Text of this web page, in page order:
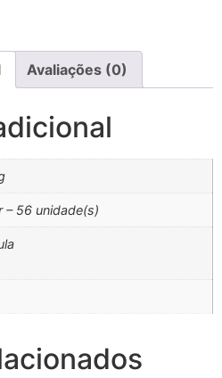
Avaliações (0)
– 56 unidade(s)